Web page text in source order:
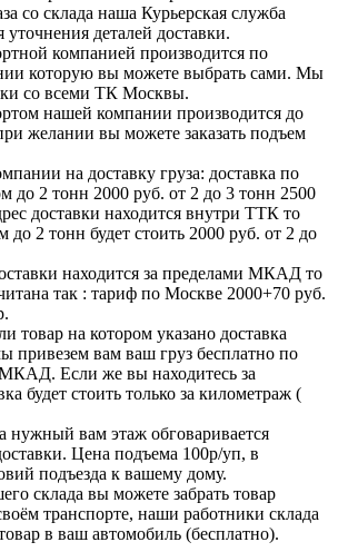
со склада наша Курьерская служба
деталей доставки.
компанией производится по
которую вы можете выбрать сами. Мы
со всеми ТК Москвы.
нашей компании производится до
желании вы можете заказать подъем
на доставку груза: доставка по
до 2 тонн 2000 руб. от 2 до 3 тонн 2500
доставки находится внутри ТТК то
до 2 тонн будет стоить 2000 руб. от 2 до
находится за пределами МКАД то
так : тариф по Москве 2000+70 руб.
товар на котором указано доставка
привезем вам ваш груз бесплатно по
Если же вы находитесь за
будет стоить только за километраж (
нужный вам этаж обговаривается
Цена подъема 100р/уп, в
подъезда к вашему дому.
склада вы можете забрать товар
транспорте, наши работники склада
в ваш автомобиль (бесплатно).